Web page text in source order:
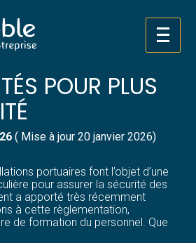
activité
humaines
: DES
POUR PLUS
( Mise à jour 20 janvier 2026)
portuaires font l’objet d’une
pour assurer la sécurité des
a apporté très récemment
à cette règlementation,
de formation du personnel. Que